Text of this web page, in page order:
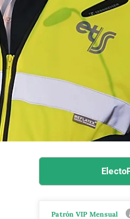
Patrón VIP Mensual